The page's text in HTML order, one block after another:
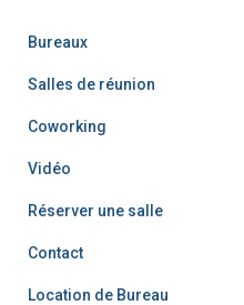
Bureaux
Salles de réunion
Coworking
Vidéo
Réserver une salle
Contact
Location de Bureau